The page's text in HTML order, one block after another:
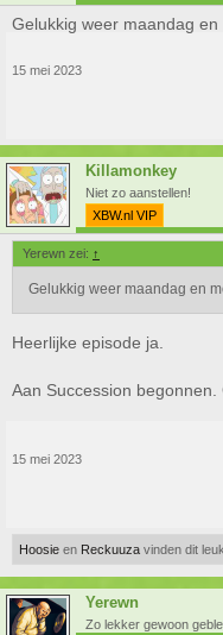
Gelukkig weer maandag
15 mei 2023
Killamonkey
Niet zo aanstellen!
XBW.nl VIP
Yerewn zei: ↑
Gelukkig weer maandag en
Heerlijke episode ja.
Aan Succession
15 mei 2023
Hoosie en Reckuuza vinden dit leuk.
Yerewn
Zo lekker gewoon